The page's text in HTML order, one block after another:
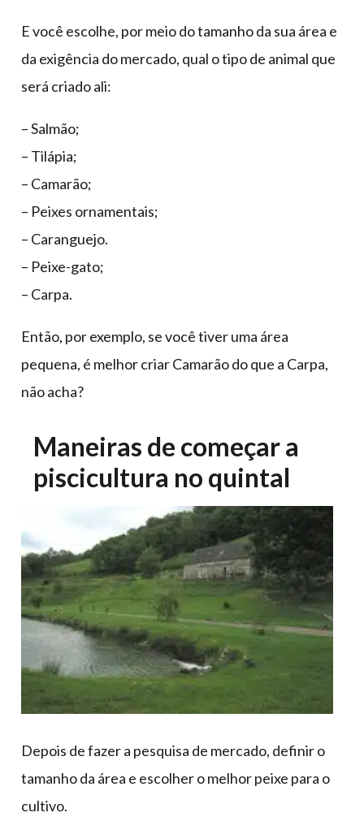
E você escolhe, por meio do tamanho da sua área e
da exigência do mercado, qual o tipo de animal que
será criado ali:
– Salmão;
– Tilápia;
– Camarão;
– Peixes ornamentais;
– Caranguejo.
– Peixe-gato;
– Carpa.
Então, por exemplo, se você tiver uma área
pequena, é melhor criar Camarão do que a Carpa,
não acha?
Maneiras de começar a
piscicultura no quintal
Depois de fazer a pesquisa de mercado, definir o
tamanho da área e escolher o melhor peixe para o
cultivo.